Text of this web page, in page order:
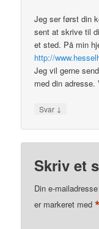
Jeg ser først din
sent at skrive til
et sted. På min
http://
Jeg vil gerne
med din adresse.
Svar ↓
Skriv et
Din e-
er markeret med*